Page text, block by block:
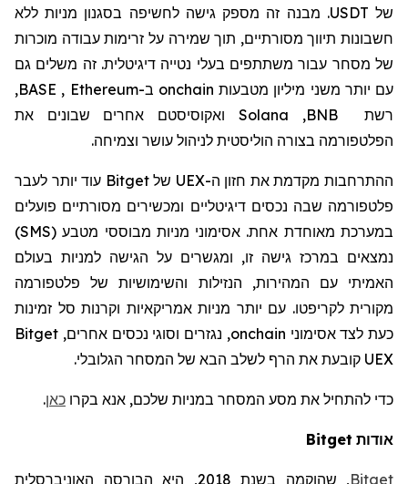
של USDT. מבנה זה מספק גישה לחשיפה בסגנון מניות ללא
חשבונות תיווךמסורתיים, תוך שמירה על זרימות עבודה מוכרות
של מסחר עבור משתתפים בעלי נטייה דיגיטלית. זה משלים גם
עם יותר משני מיליון מטבעות onchain ב-Ethereum
,
BASE
,
רשת
BNB
,
Solana ואקוסיסטם אחרים שבונים
את
הפלטפורמה בצורה הוליסטית לניהול עושר וצמיחה.
ההתרחבותמקדמת את חזון ה-UEX שלBitget עוד יותר לעבר
פלטפורמה שבה נכסים דיגיטליים ומכשירים מסורתיים פועלים
במערכת מאוחדת אחת. אסימוני מניות מבוססי מטבע(
SMS
)
נמצאים במרכז גישה זו, ומגשרים על הגישה למניות בעולם
האמיתי עם המהירות, הנזילות והשימושיות של פלטפורמה
מקוריתלקריפטו. עם יותר מניות אמריקאיות וקרנות סל זמינות
כעת לצד אסימוני onchain, נגזרים וסוגי נכסים אחרים, Bitget
UEX קובעת את הרף לשלב הבא של המסחר הגלובלי.
כדי להתחיל את מסע המסחר במניות שלכם, אנא בקרו כאן.
אודות Bitget
Bitget
, שהוקמה בשנת 2018, היא הבורסה האוניברסלית